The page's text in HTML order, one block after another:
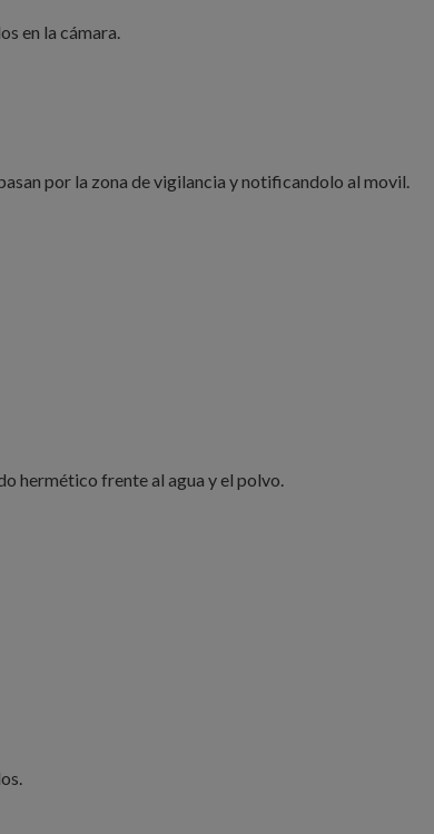
en la cámara.
por la zona de vigilancia y notificandolo al movil.
hermético frente al agua y el polvo.